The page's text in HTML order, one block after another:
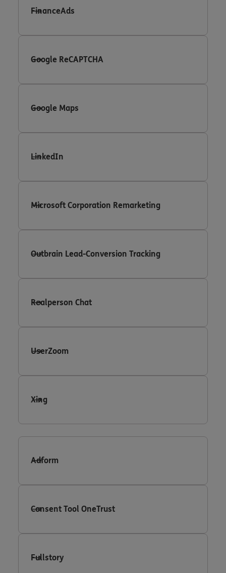
FinanceAds
Google ReCAPTCHA
Google Maps
LinkedIn
Microsoft Corporation Remarketing
Outbrain Lead-Conversion Tracking
Realperson Chat
UserZoom
Xing
Adform
Consent Tool OneTrust
Fullstory